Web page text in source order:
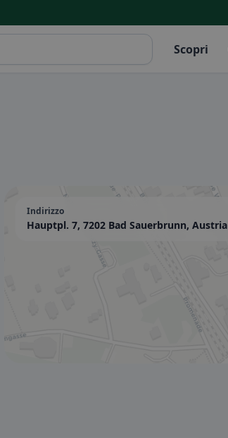
Scopri
Indirizzo
Hauptpl. 7, 7202 Bad Sauerbrunn, Austria